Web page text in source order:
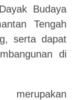
Budaya
Tengah
serta dapat
di
merupakan